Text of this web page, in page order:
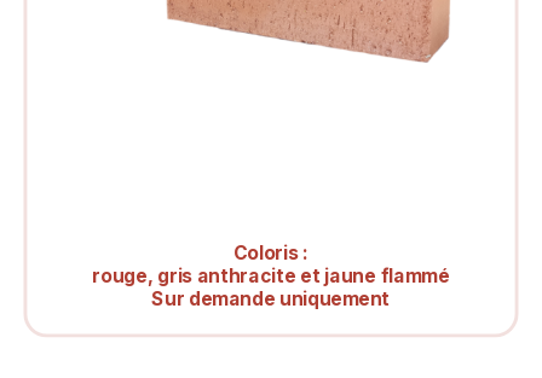
Coloris :
rouge, gris anthracite et jaune flammé
Sur demande uniquement